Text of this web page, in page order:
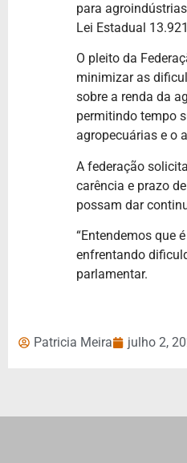
para
Lei Estadual
O pleito da
minimizar as
sobre a renda da
permitindo tempo
agropecuárias e o
A federação
carência e prazo
possam dar
“Entendemos que
enfrentando
parlamentar.
Patricia Meira julho 2,